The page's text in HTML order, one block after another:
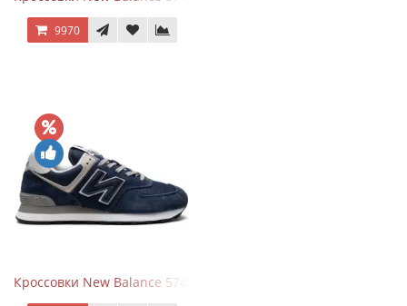
9970
Кроссовки New Balance 574 Navy Blue Grey